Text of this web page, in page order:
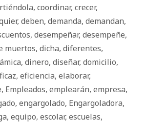
, coordinar, crecer,
, deben, demanda, demandan,
, desempeñar, desempeñe,
muertos, dicha, diferentes,
, dinero, diseñar, domicilio,
, eficiencia, elaborar,
, Empleados, emplearán, empresa,
, engargolado, Engargoladora,
, equipo, escolar, escuelas,